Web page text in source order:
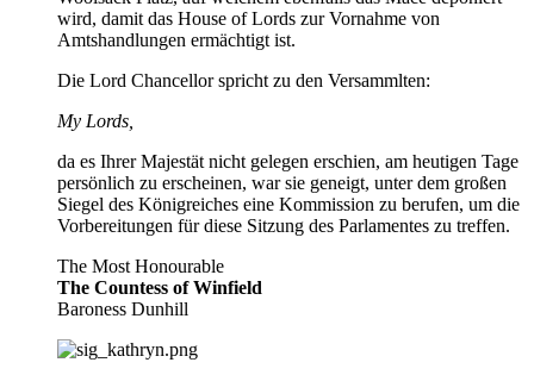
wird, damit das House of Lords zur Vornahme von
Amtshandlungen ermächtigt ist.
Die Lord Chancellor spricht zu den Versammlten:
My Lords,
da es Ihrer Majestät nicht gelegen erschien, am heutigen Tage
persönlich zu erscheinen, war sie geneigt, unter dem großen
Siegel des Königreiches eine Kommission zu berufen, um die
Vorbereitungen für diese Sitzung des Parlamentes zu treffen.
The Most Honourable
The Countess of Winfield
Baroness Dunhill